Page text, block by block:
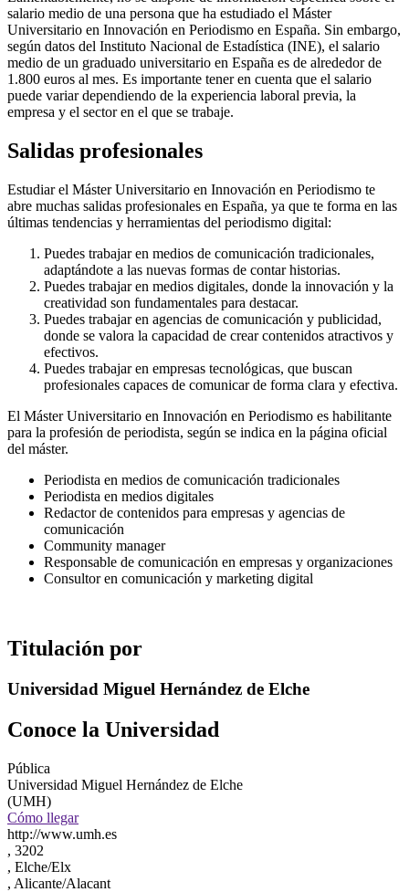
salario medio de una persona que ha estudiado el Máster
Universitario en Innovación en Periodismo en España. Sin embargo,
según datos del Instituto Nacional de Estadística (INE), el salario
medio de un graduado universitario en España es de alrededor de
1.800 euros al mes. Es importante tener en cuenta que el salario
puede variar dependiendo de la experiencia laboral previa, la
empresa y el sector en el que se trabaje.
Salidas profesionales
Estudiar el Máster Universitario en Innovación en Periodismo te
abre muchas salidas profesionales en España, ya que te forma en las
últimas tendencias y herramientas del periodismo digital:
Puedes trabajar en medios de comunicación tradicionales,
adaptándote a las nuevas formas de contar historias.
Puedes trabajar en medios digitales, donde la innovación y la
creatividad son fundamentales para destacar.
Puedes trabajar en agencias de comunicación y publicidad,
donde se valora la capacidad de crear contenidos atractivos y
efectivos.
Puedes trabajar en empresas tecnológicas, que buscan
profesionales capaces de comunicar de forma clara y efectiva.
El Máster Universitario en Innovación en Periodismo es habilitante
para la profesión de periodista, según se indica en la página oficial
del máster.
Periodista en medios de comunicación tradicionales
Periodista en medios digitales
Redactor de contenidos para empresas y agencias de
comunicación
Community manager
Responsable de comunicación en empresas y organizaciones
Consultor en comunicación y marketing digital
Titulación por
Universidad Miguel Hernández de Elche
Conoce la Universidad
Pública
Universidad Miguel Hernández de Elche
(UMH)
Cómo llegar
http://www.umh.es
, 3202
, Elche/Elx
, Alicante/Alacant